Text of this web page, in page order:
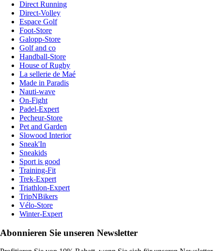
Direct Running
Direct-Volley
Espace Golf
Foot-Store
Galopp-Store
Golf and co
Handball-Store
House of Rugby
La sellerie de Maé
Made in Paradis
Nauti-wave
On-Fight
Padel-Expert
Pecheur-Store
Pet and Garden
Slowood Interior
Sneak'In
Sneakids
Sport is good
Training-Fit
Trek-Expert
Triathlon-Expert
TripNBikers
Vélo-Store
Winter-Expert
Abonnieren Sie unseren Newsletter